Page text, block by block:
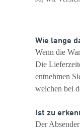
Wie lange
Wenn die
Die
entnehmen
weichen bei
Ist zu
Der